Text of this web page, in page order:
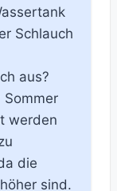
Schlauch
aus?
Sommer
werden
die
sind.